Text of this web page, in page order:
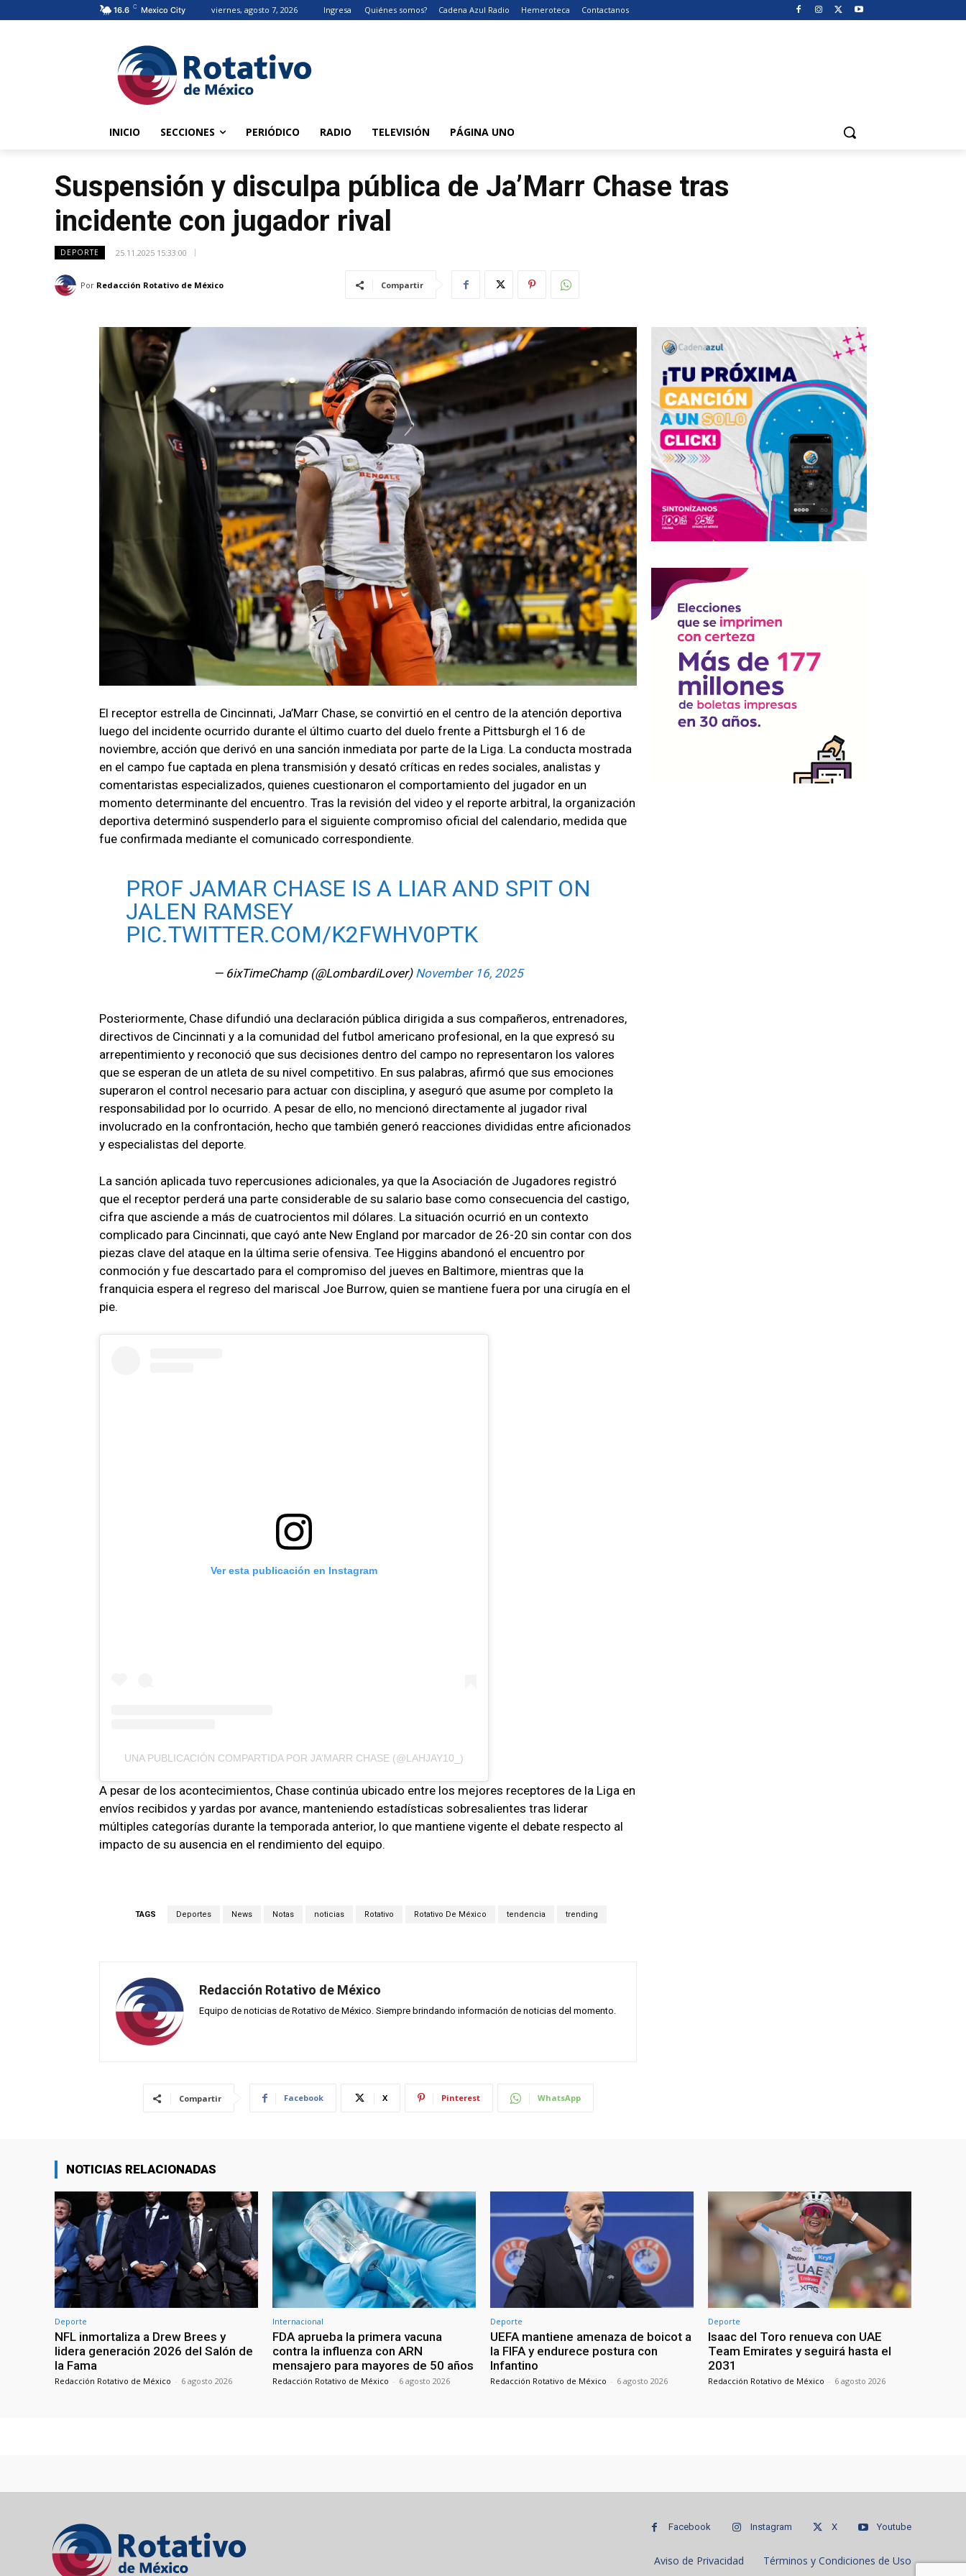
16.6 C Mexico City viernes, agosto 7, 2026 Ingresa Quiénes somos? Cadena Azul Radio Hemeroteca Contactanos
INICIO SECCIONES PERIÓDICO RADIO TELEVISIÓN PÁGINA UNO
Suspensión y disculpa pública de Ja’Marr Chase tras
incidente con jugador rival
DEPORTE 25.11.2025 15:33:00
Por Redacción Rotativo de México Compartir
El receptor estrella de Cincinnati, Ja’Marr Chase, se convirtió en el centro de la atención deportiva
luego del incidente ocurrido durante el último cuarto del duelo frente a Pittsburgh el 16 de
noviembre, acción que derivó en una sanción inmediata por parte de la Liga. La conducta mostrada
en el campo fue captada en plena transmisión y desató críticas en redes sociales, analistas y
comentaristas especializados, quienes cuestionaron el comportamiento del jugador en un
momento determinante del encuentro. Tras la revisión del video y el reporte arbitral, la organización
deportiva determinó suspenderlo para el siguiente compromiso oficial del calendario, medida que
fue confirmada mediante el comunicado correspondiente.
PROF JAMAR CHASE IS A LIAR AND SPIT ON
JALEN RAMSEY
PIC.TWITTER.COM/K2FWHV0PTK
— 6ixTimeChamp (@LombardiLover) November 16, 2025
Posteriormente, Chase difundió una declaración pública dirigida a sus compañeros, entrenadores,
directivos de Cincinnati y a la comunidad del futbol americano profesional, en la que expresó su
arrepentimiento y reconoció que sus decisiones dentro del campo no representaron los valores
que se esperan de un atleta de su nivel competitivo. En sus palabras, afirmó que sus emociones
superaron el control necesario para actuar con disciplina, y aseguró que asume por completo la
responsabilidad por lo ocurrido. A pesar de ello, no mencionó directamente al jugador rival
involucrado en la confrontación, hecho que también generó reacciones divididas entre aficionados
y especialistas del deporte.
La sanción aplicada tuvo repercusiones adicionales, ya que la Asociación de Jugadores registró
que el receptor perderá una parte considerable de su salario base como consecuencia del castigo,
cifra que asciende a más de cuatrocientos mil dólares. La situación ocurrió en un contexto
complicado para Cincinnati, que cayó ante New England por marcador de 26-20 sin contar con dos
piezas clave del ataque en la última serie ofensiva. Tee Higgins abandonó el encuentro por
conmoción y fue descartado para el compromiso del jueves en Baltimore, mientras que la
franquicia espera el regreso del mariscal Joe Burrow, quien se mantiene fuera por una cirugía en el
pie.
Ver esta publicación en Instagram
UNA PUBLICACIÓN COMPARTIDA POR JA’MARR CHASE (@LAHJAY10_)
A pesar de los acontecimientos, Chase continúa ubicado entre los mejores receptores de la Liga en
envíos recibidos y yardas por avance, manteniendo estadísticas sobresalientes tras liderar
múltiples categorías durante la temporada anterior, lo que mantiene vigente el debate respecto al
impacto de su ausencia en el rendimiento del equipo.
TAGS Deportes News Notas noticias Rotativo Rotativo De México tendencia trending
Redacción Rotativo de México
Equipo de noticias de Rotativo de México. Siempre brindando información de noticias del momento.
Compartir Facebook X Pinterest WhatsApp
NOTICIAS RELACIONADAS
Deporte
NFL inmortaliza a Drew Brees y
lidera generación 2026 del Salón de
la Fama
Redacción Rotativo de México - 6 agosto 2026
Internacional
FDA aprueba la primera vacuna
contra la influenza con ARN
mensajero para mayores de 50 años
Redacción Rotativo de México - 6 agosto 2026
Deporte
UEFA mantiene amenaza de boicot a
la FIFA y endurece postura con
Infantino
Redacción Rotativo de México - 6 agosto 2026
Deporte
Isaac del Toro renueva con UAE
Team Emirates y seguirá hasta el
2031
Redacción Rotativo de México - 6 agosto 2026
Facebook Instagram X Youtube
Aviso de Privacidad Términos y Condiciones de Uso